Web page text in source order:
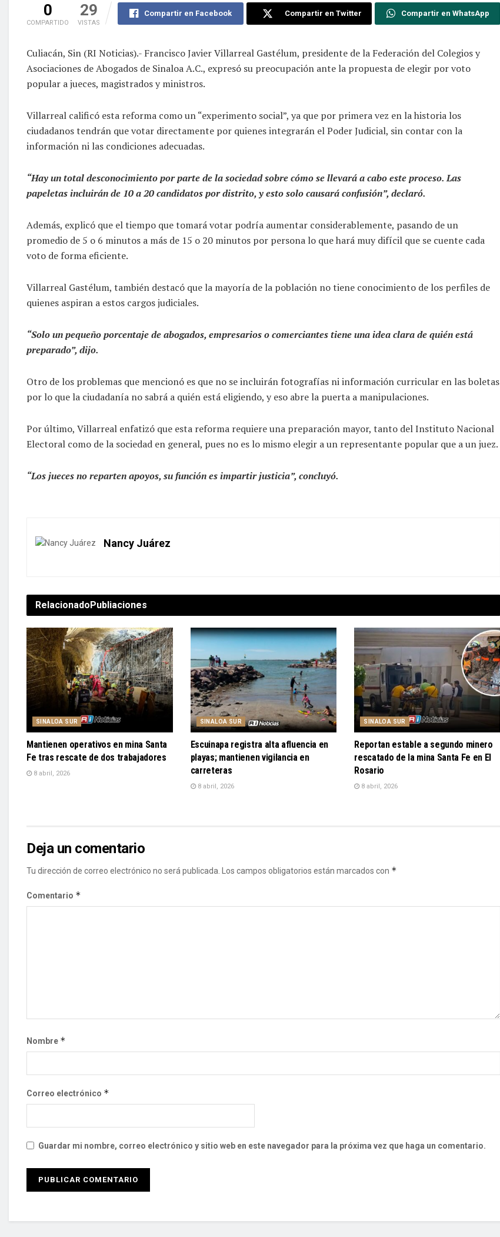
0
COMPARTIDO
29
VISTAS
Compartir en Facebook Compartir en Twitter Compartir en WhatsApp
Culiacán, Sin (RI Noticias).- Francisco Javier Villarreal Gastélum, presidente de la Federación del Colegios y
Asociaciones de Abogados de Sinaloa A.C., expresó su preocupación ante la propuesta de elegir por voto
popular a jueces, magistrados y ministros.
Villarreal calificó esta reforma como un “experimento social”, ya que por primera vez en la historia los
ciudadanos tendrán que votar directamente por quienes integrarán el Poder Judicial, sin contar con la
información ni las condiciones adecuadas.
“Hay un total desconocimiento por parte de la sociedad sobre cómo se llevará a cabo este proceso. Las
papeletas incluirán de 10 a 20 candidatos por distrito, y esto solo causará confusión”, declaró.
Además, explicó que el tiempo que tomará votar podría aumentar considerablemente, pasando de un
promedio de 5 o 6 minutos a más de 15 o 20 minutos por persona lo que hará muy difícil que se cuente cada
voto de forma eficiente.
Villarreal Gastélum, también destacó que la mayoría de la población no tiene conocimiento de los perfiles de
quienes aspiran a estos cargos judiciales.
“Solo un pequeño porcentaje de abogados, empresarios o comerciantes tiene una idea clara de quién está
preparado”, dijo.
Otro de los problemas que mencionó es que no se incluirán fotografías ni información curricular en las boletas
por lo que la ciudadanía no sabrá a quién está eligiendo, y eso abre la puerta a manipulaciones.
Por último, Villarreal enfatizó que esta reforma requiere una preparación mayor, tanto del Instituto Nacional
Electoral como de la sociedad en general, pues no es lo mismo elegir a un representante popular que a un juez.
“Los jueces no reparten apoyos, su función es impartir justicia”, concluyó.
Nancy Juárez
RelacionadoPubliaciones
SINALOA SUR
Mantienen operativos en mina Santa
Fe tras rescate de dos trabajadores
8 abril, 2026
SINALOA SUR
Escuinapa registra alta afluencia en
playas; mantienen vigilancia en
carreteras
8 abril, 2026
SINALOA SUR
Reportan estable a segundo minero
rescatado de la mina Santa Fe en El
Rosario
8 abril, 2026
Deja un comentario
Tu dirección de correo electrónico no será publicada. Los campos obligatorios están marcados con *
Comentario *
Nombre *
Correo electrónico *
Guardar mi nombre, correo electrónico y sitio web en este navegador para la próxima vez que haga un comentario.